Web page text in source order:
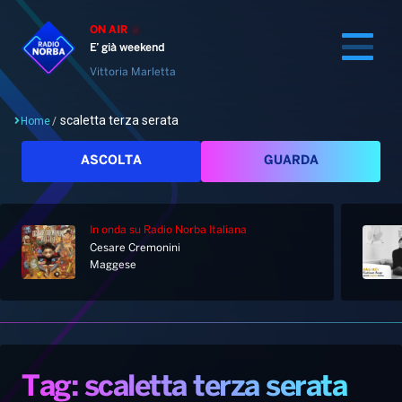
ON AIR
E’ già weekend
Vittoria Marletta
Home
Palinsesto
Notizie
Home/ scaletta terza serata
ASCOLTA GUARDA
In onda su Radio Norba Italiana
Cesare Cremonini
Maggese
Tag: scaletta terza serata